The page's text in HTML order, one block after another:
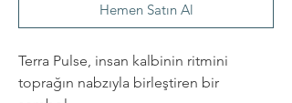
Hemen Satın Al
Terra Pulse, insan kalbinin ritmini
toprağın nabzıyla birleştiren bir